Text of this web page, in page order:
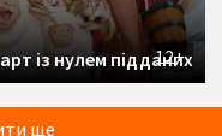
12+
із нулем підданих
ще